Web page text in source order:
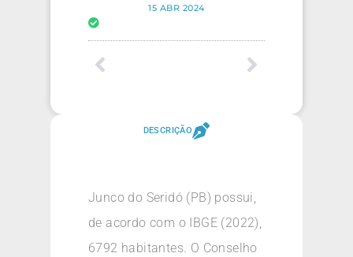
15 ABR 2024
DESCRIÇÃO
Junco do Seridó (PB) possui,
de acordo com o IBGE (2022),
6792 habitantes. O Conselho